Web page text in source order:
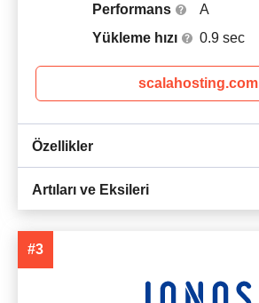
Performans
A
Yükleme hızı
0.9 sec
scalahosting.com
Özellikler
Artıları ve Eksileri
#3